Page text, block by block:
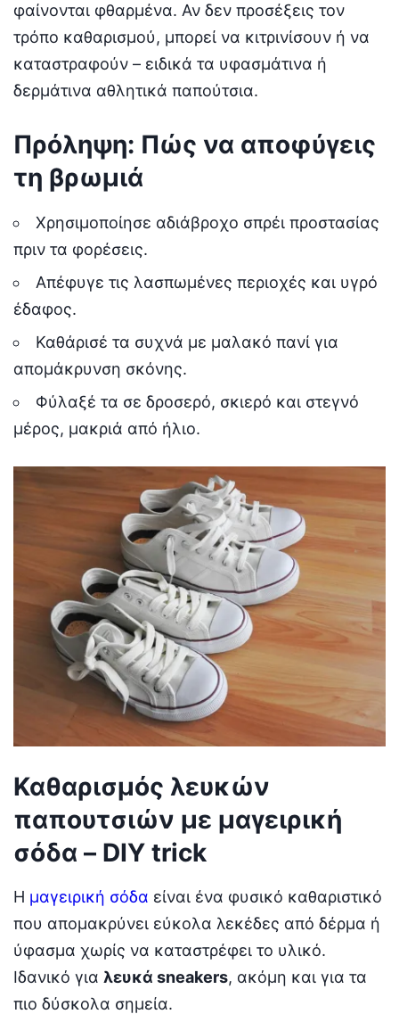
φαίνονται φθαρμένα. Αν δεν προσέξεις τον
τρόπο καθαρισμού, μπορεί να κιτρινίσουν ή να
καταστραφούν – ειδικά τα υφασμάτινα ή
δερμάτινα αθλητικά παπούτσια.
Πρόληψη: Πώς να αποφύγεις
τη βρωμιά
Χρησιμοποίησε αδιάβροχο σπρέι προστασίας
πριν τα φορέσεις.
Απέφυγε τις λασπωμένες περιοχές και υγρό
έδαφος.
Καθάρισέ τα συχνά με μαλακό πανί για
απομάκρυνση σκόνης.
Φύλαξέ τα σε δροσερό, σκιερό και στεγνό
μέρος, μακριά από ήλιο.
Καθαρισμός λευκών
παπουτσιών με μαγειρική
σόδα – DIY trick
Η μαγειρική σόδα είναι ένα φυσικό καθαριστικό
που απομακρύνει εύκολα λεκέδες από δέρμα ή
ύφασμα χωρίς να καταστρέφει το υλικό.
Ιδανικό για λευκά sneakers, ακόμη και για τα
πιο δύσκολα σημεία.